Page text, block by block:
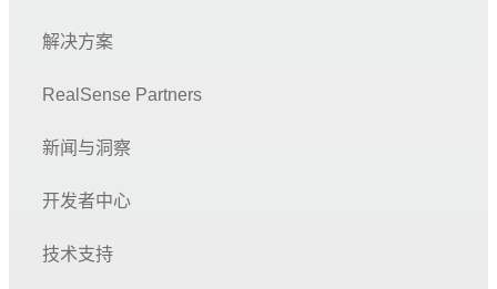
解决方案
RealSense Partners
新闻与洞察
开发者中心
技术支持